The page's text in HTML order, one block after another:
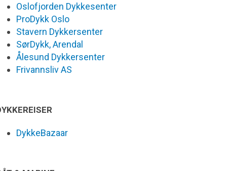
Oslofjorden Dykkesenter
ProDykk Oslo
Stavern Dykkersenter
SørDykk, Arendal
Ålesund Dykkersenter
Frivannsliv AS
DykkeBazaar